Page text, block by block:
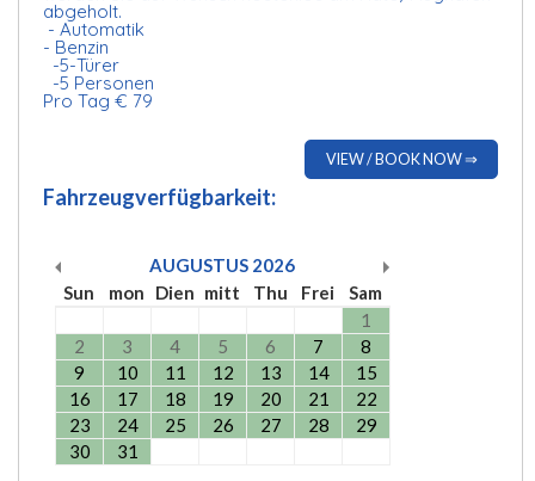
abgeholt.
- Automatik
- Benzin
-5-Türer
-5 Personen
Pro Tag € 79
VIEW / BOOK NOW ⇒
Fahrzeugverfügbarkeit:
AUGUSTUS 2026
Sun
mon Dien mitt Thu Frei
Sam
1
2
3 4 5 6 7
8
9
10 11 12 13 14
15
16
17 18 19 20 21
22
23
24 25 26 27 28
29
30
31